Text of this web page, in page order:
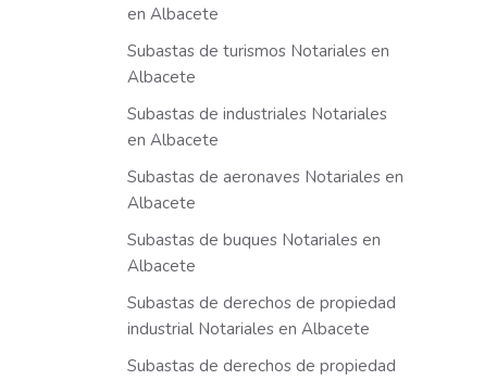
en Albacete
Subastas de turismos Notariales en
Albacete
Subastas de industriales Notariales
en Albacete
Subastas de aeronaves Notariales en
Albacete
Subastas de buques Notariales en
Albacete
Subastas de derechos de propiedad
industrial Notariales en Albacete
Subastas de derechos de propiedad